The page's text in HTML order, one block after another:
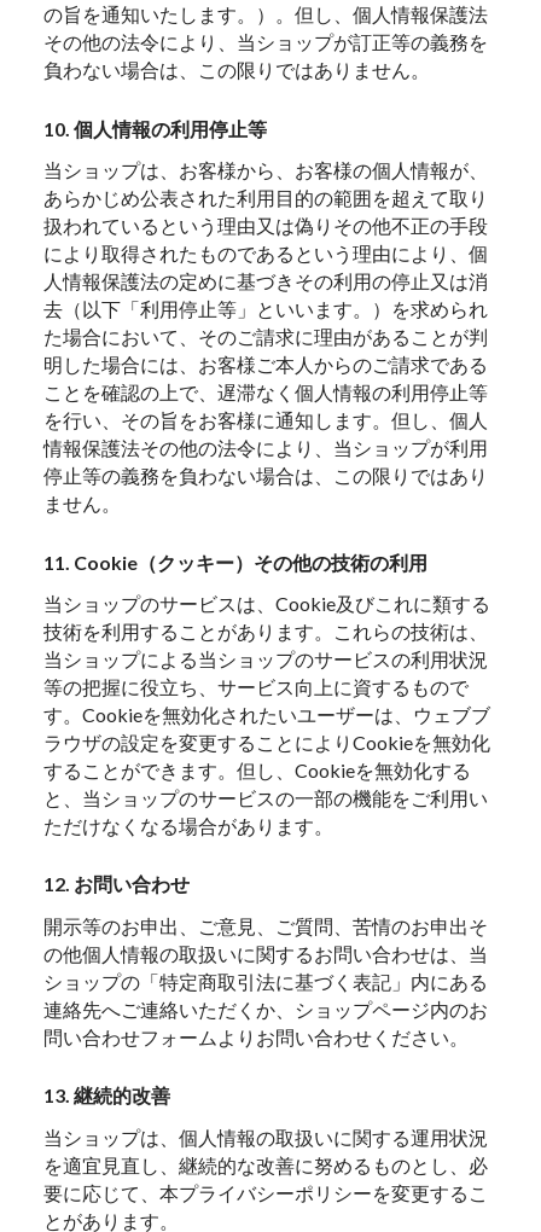
の旨を通知いたします。）。但し、個人情報保護法
その他の法令により、当ショップが訂正等の義務を
負わない場合は、この限りではありません。
10. 個人情報の利用停止等
当ショップは、お客様から、お客様の個人情報が、
あらかじめ公表された利用目的の範囲を超えて取り
扱われているという理由又は偽りその他不正の手段
により取得されたものであるという理由により、個
人情報保護法の定めに基づきその利用の停止又は消
去（以下「利用停止等」といいます。）を求められ
た場合において、そのご請求に理由があることが判
明した場合には、お客様ご本人からのご請求である
ことを確認の上で、遅滞なく個人情報の利用停止等
を行い、その旨をお客様に通知します。但し、個人
情報保護法その他の法令により、当ショップが利用
停止等の義務を負わない場合は、この限りではあり
ません。
11. Cookie（クッキー）その他の技術の利用
当ショップのサービスは、Cookie及びこれに類する
技術を利用することがあります。これらの技術は、
当ショップによる当ショップのサービスの利用状況
等の把握に役立ち、サービス向上に資するもので
す。Cookieを無効化されたいユーザーは、ウェブブ
ラウザの設定を変更することによりCookieを無効化
することができます。但し、Cookieを無効化する
と、当ショップのサービスの一部の機能をご利用い
ただけなくなる場合があります。
12. お問い合わせ
開示等のお申出、ご意見、ご質問、苦情のお申出そ
の他個人情報の取扱いに関するお問い合わせは、当
ショップの「特定商取引法に基づく表記」内にある
連絡先へご連絡いただくか、ショップページ内のお
問い合わせフォームよりお問い合わせください。
13. 継続的改善
当ショップは、個人情報の取扱いに関する運用状況
を適宜見直し、継続的な改善に努めるものとし、必
要に応じて、本プライバシーポリシーを変更するこ
とがあります。